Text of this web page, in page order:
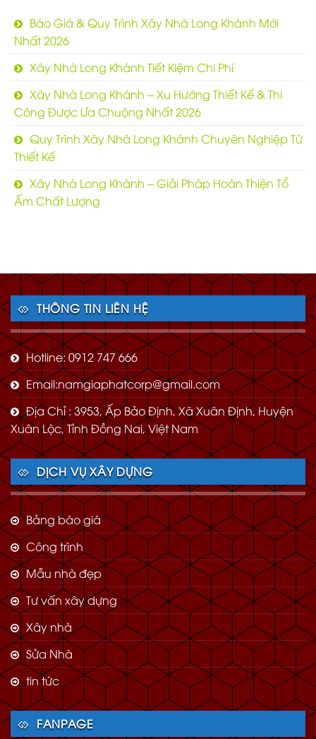
Báo Giá & Quy Trình Xây Nhà Long Khánh Mới
Nhất 2026
Xây Nhà Long Khánh Tiết Kiệm Chi Phí
Xây Nhà Long Khánh – Xu Hướng Thiết Kế & Thi
Công Được Ưa Chuộng Nhất 2026
Quy Trình Xây Nhà Long Khánh Chuyên Nghiệp Từ
Thiết Kế
Xây Nhà Long Khánh – Giải Pháp Hoàn Thiện Tổ
Ấm Chất Lượng
THÔNG TIN LIÊN HỆ
Hotline: 0912 747 666
Email:namgiaphatcorp@gmail.com
Địa Chỉ : 3953, Ấp Bảo Định, Xã Xuân Định, Huyện
Xuân Lộc, Tỉnh Đồng Nai, Việt Nam
DỊCH VỤ XÂY DỰNG
Bảng báo giá
Công trình
Mẫu nhà đẹp
Tư vấn xây dựng
Xây nhà
Sửa Nhà
tin tức
FANPAGE